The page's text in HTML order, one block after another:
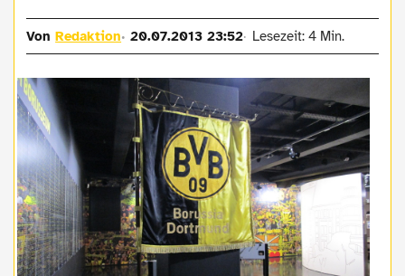
VonRedaktion 20.07.2013 23:52 Lesezeit: 4 Min.